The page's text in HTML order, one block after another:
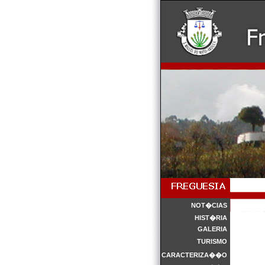
NOT�CIAS
HIST�RIA
GALERIA
TURISMO
CARACTERIZA��O